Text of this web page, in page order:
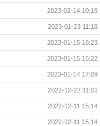
2023-02-14 10:15
2023-01-23 11:18
2023-01-15 18:23
2023-01-15 15:22
2023-01-14 17:09
2022-12-22 11:01
2022-12-11 15:14
2022-12-11 15:14